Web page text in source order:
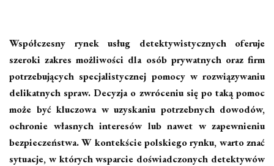
Współczesny rynek usług detektywistycznych oferuje
szeroki zakres możliwości dla osób prywatnych oraz firm
potrzebujących specjalistycznej pomocy w rozwiązywaniu
delikatnych spraw. Decyzja o zwróceniu się po taką pomoc
może być kluczowa w uzyskaniu potrzebnych dowodów,
ochronie własnych interesów lub nawet w zapewnieniu
bezpieczeństwa. W kontekście polskiego rynku, warto znać
sytuacje, w których wsparcie doświadczonych detektywów